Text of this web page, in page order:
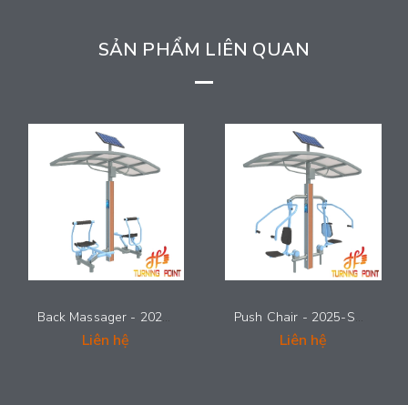
SẢN PHẨM LIÊN QUAN
Back Massager - 2025-SMG-011
Liên hệ
Push Chair - 2025-SMG-010
Liên hệ